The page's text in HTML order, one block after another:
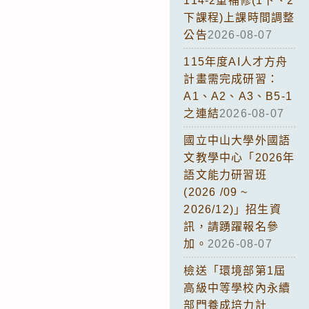
下課程)上課時間調整
公告2026-08-07
115年度AI人才方舟
計畫需完成研習：
A1、A2、A3、B5-1
之連結2026-08-07
國立中山大學外國語
文教學中心「2026年
語文能力研習班
(2026 /09 ~
2026/12)」招生資
訊，請踴躍報名參
加。 2026-08-07
檢送「環境部第1屆
高級中等學校內永續
部門養成培力計